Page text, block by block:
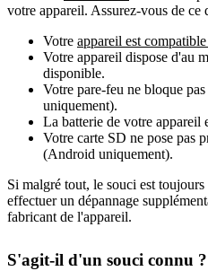
votre appareil. Assurez-vous de ce
Votre appareil est
Votre appareil dispose d'au
disponible.
Votre pare-feu ne bloque
uniquement).
La batterie de votre appareil
Votre carte SD ne pose pas
(Android uniquement).
Si malgré tout, le souci est
effectuer un dépannage
fabricant de l'appareil.
S'agit-il d'un souci connu ?